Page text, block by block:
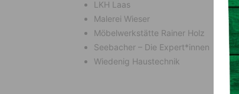
LKH Laas
Malerei Wieser
Möbelwerkstätte Rainer Holz
Seebacher – Die Expert*innen
Wiedenig Haustechnik